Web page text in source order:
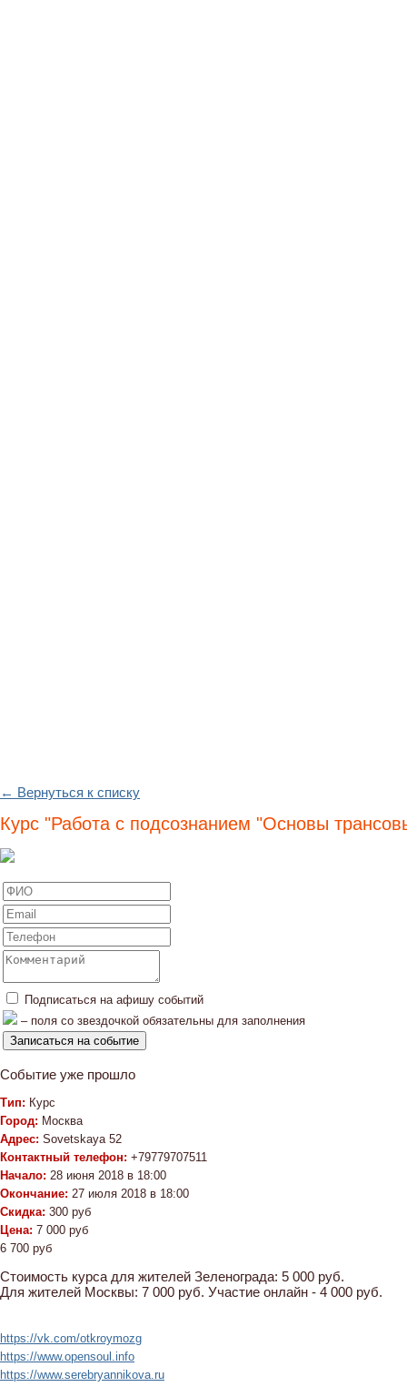
← Вернуться к списку
Курс "Работа с подсознанием "Основы
Подписаться на афишу событий
– поля со звездочкой обязательны для заполнения
Событие уже прошло
Тип: Курс
Город: Москва
Адрес: Sovetskaya 52
Контактный телефон: +79779707511
Начало: 28 июня 2018 в 18:00
Окончание: 27 июля 2018 в 18:00
Скидка: 300 руб
Цена: 7 000 руб
6 700 руб
Стоимость курса для жителей Зеленограда: 5 000 руб.
Для жителей Москвы: 7 000 руб. Участие онлайн - 4 000 руб.
https://vk.com/otkroymozg
https://www.opensoul.info
https://www.serebryannikova.ru